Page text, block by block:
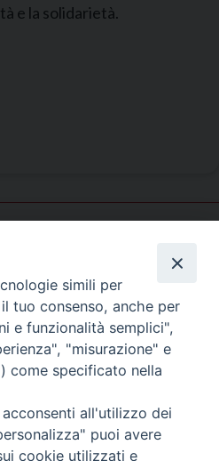
e la solidarietà.
universitaria
simili per
tuo consenso, anche per
e funzionalità semplici",
"misurazione" e
come specificato nella
all'utilizzo dei
puoi avere
cookie utilizzati e